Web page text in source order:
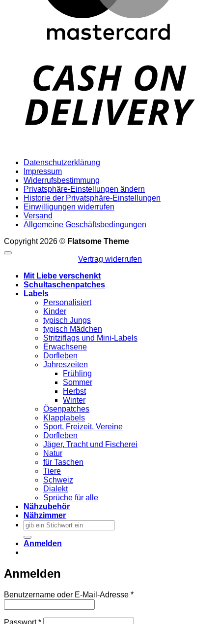
Datenschutzerklärung
Impressum
Widerrufsbestimmung
Privatsphäre-Einstellungen ändern
Historie der Privatsphäre-Einstellungen
Einwilligungen widerrufen
Versand
Allgemeine Geschäftsbedingungen
Copyright 2026 © Flatsome Theme
Vertrag widerrufen
Mit Liebe verschenkt
Schultaschenpatches
Labels
Personalisiert
Kinder
typisch Jungs
typisch Mädchen
Stritziflags und Mini-Labels
Erwachsene
Dorfleben
Jahreszeiten
Frühling
Sommer
Herbst
Winter
Ösenpatches
Klapplabels
Sport, Freizeit, Vereine
Dorfleben
Jäger, Tracht und Fischerei
Natur
für Taschen
Tiere
Schweiz
Dialekt
Sprüche für alle
Nähzubehör
Nähzimmer
Suchen
nach:
Anmelden
Anmelden
Benutzername oder E-Mail-Adresse *Erforderlich
Passwort*Erforderlich